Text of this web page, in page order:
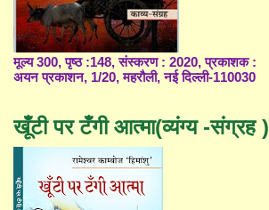
मूल्य 300, पृष्ठ :148, संस्करण : 2020, प्रकाशक :
अयन प्रकाशन, 1/20, महरौली, नई दिल्ली-110030
खूँटी पर टँगी आत्मा(व्यंग्य -संग्रह )